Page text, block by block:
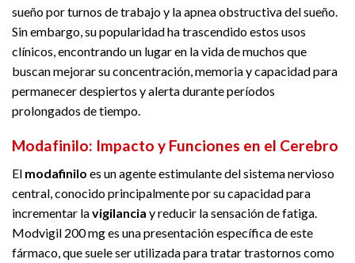
sueño por turnos de trabajo y la apnea obstructiva del sueño.
Sin embargo, su popularidad ha trascendido estos usos
clínicos, encontrando un lugar en la vida de muchos que
buscan mejorar su concentración, memoria y capacidad para
permanecer despiertos y alerta durante períodos
prolongados de tiempo.
Modafinilo: Impacto y Funciones en el Cerebro
El modafinilo es un agente estimulante del sistema nervioso
central, conocido principalmente por su capacidad para
incrementar lavigilancia y reducir la sensación de fatiga.
Modvigil 200 mg es una presentación específica de este
fármaco, que suele ser utilizada para tratar trastornos como